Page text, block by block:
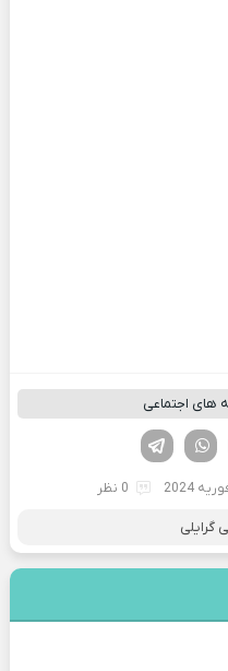
های اجتماعی
لینکدین
0 نظر
گرایلی